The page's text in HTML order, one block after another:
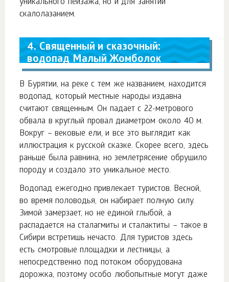
уникального пейзажа, но и для занятий
скалолазанием.
4. Священный и сказочный:
водопад Малый Жомболок
В Бурятии, на реке с тем же названием, находится
водопад, который местные народы издавна
считают священным. Он падает с 22-метрового
обвала в круглый провал диаметром около 40 м.
Вокруг – вековые ели, и все это выглядит как
иллюстрация к русской сказке. Скорее всего, здесь
раньше была равнина, но землетрясение обрушило
породу и создало это уникальное место.
Водопад ежегодно привлекает туристов. Весной,
во время половодья, он набирает полную силу.
Зимой замерзает, но не единой глыбой, а
распадается на сталагмиты и сталактиты – такое в
Сибири встретишь нечасто. Для туристов здесь
есть смотровые площадки и лестницы, а
непосредственно под потоком оборудована
дорожка, поэтому особо любопытные могут даже